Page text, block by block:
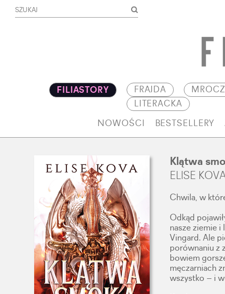
FILIASTORY FRAJDA
LITERACKA
NOWOŚCI BESTSELLERY
Klątwa
ELISE
Chwila, w
Odkąd
nasze ziemie
Vingard. Ale
porównaniu z
bowiem
męczarniach
wszystko – i